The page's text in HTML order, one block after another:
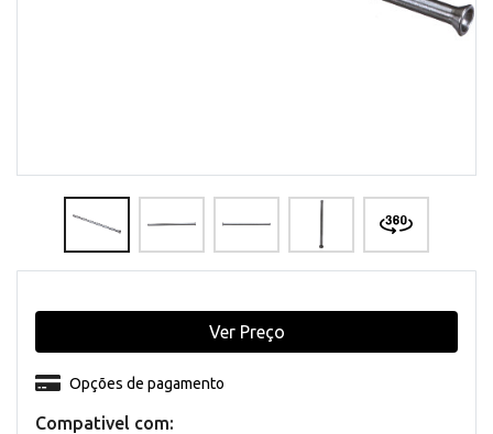
Compativel com:
Opções de pagamento
Ver Preço